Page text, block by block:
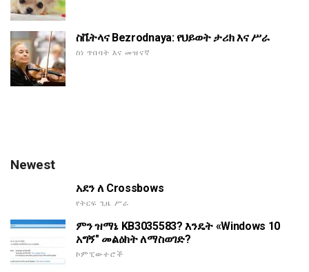
ስቬትላና Bezrodnaya: የህይወት ታሪክ እና ሥራ
ስነ ጥበባት እና መዝናኛ
Newest
አደን ለ Crossbows
የትርፍ ጊዜ ሥራ
ምን ዝማኔ KB3035583? እንዴት «Windows 10
አግኝ" መልዕክት ለማስወገድ?
ኮምፒውተሮች